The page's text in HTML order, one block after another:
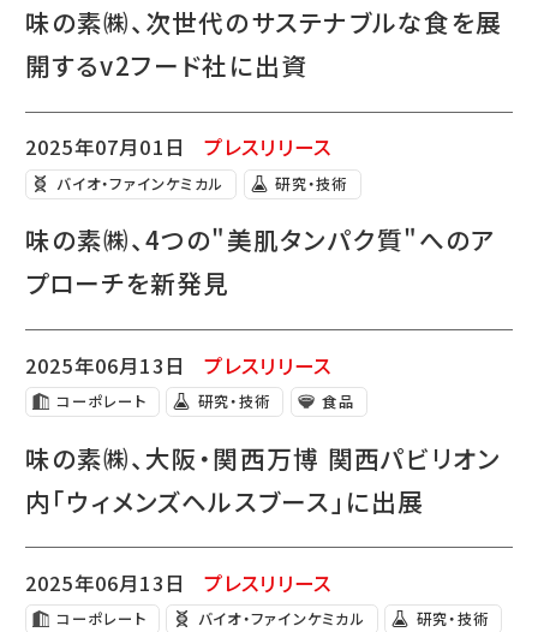
味の素㈱、次世代のサステナブルな食を展
開するv2フード社に出資
2025年07月01日 プレスリリース
バイオ・ファインケミカル 研究・技術
味の素㈱、4つの"美肌タンパク質"へのア
プローチを新発見
2025年06月13日 プレスリリース
コーポレート 研究・技術 食品
味の素㈱、大阪・関西万博 関西パビリオン
内「ウィメンズヘルスブース」に出展
2025年06月13日 プレスリリース
コーポレート バイオ・ファインケミカル 研究・技術